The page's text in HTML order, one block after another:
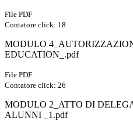
File PDF
Contatore click: 18
MODULO
EDUCATION_.pdf
File PDF
Contatore click: 26
MODULO 2_ATTO DI
ALUNNI _1.pdf